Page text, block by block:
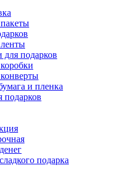
подарков
и пленка
подарка